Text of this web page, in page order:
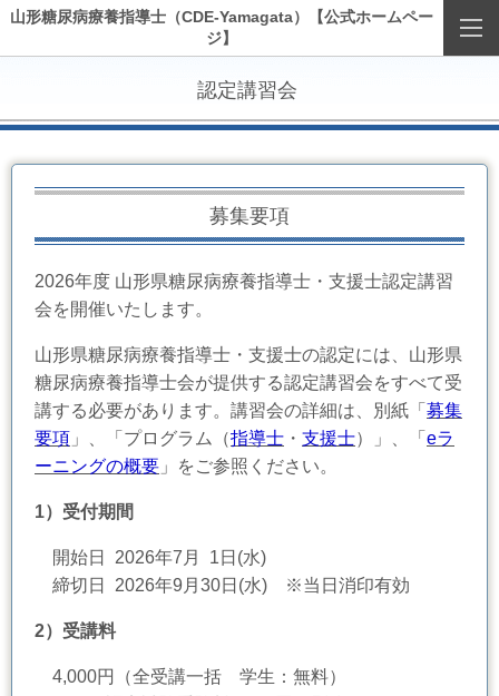
山形糖尿病療養指導士（CDE-Yamagata）【公式ホームペー
ジ】
認定講習会
募集要項
2026年度 山形県糖尿病療養指導士・支援士認定講習
会を開催いたします。
山形県糖尿病療養指導士 ・支援士の認定には、山形県
糖尿病療養指導士会が提供する認定講習会をすべて受
講する必要があります。講習会の詳細は、別紙「 募集
要項 」、「プログラム（指導士 ・ 支援士）」、「 eラ
ーニングの概要 」をご参照ください。
1） 受付期間
開始日 2026年7月 1 日(水)
締切日 2026年9月30日(水) ※当日消印有効
2）受講料
4,000円（全受講一括 学生：無料）